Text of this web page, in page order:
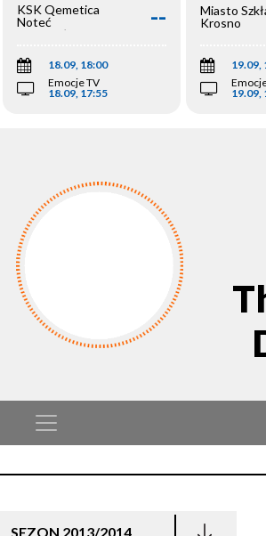
KSK Qemetica
Noteć
Inowrocław
--
18.09, 18:00
Emocje TV
18.09, 17:55
Miasto
Krosno
19.09,
19.09,
SEZON 2013/2014